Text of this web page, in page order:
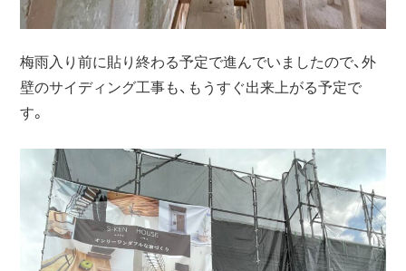
梅雨入り前に貼り終わる予定で進んでいましたので、外
壁のサイディング工事も、もうすぐ出来上がる予定で
す。